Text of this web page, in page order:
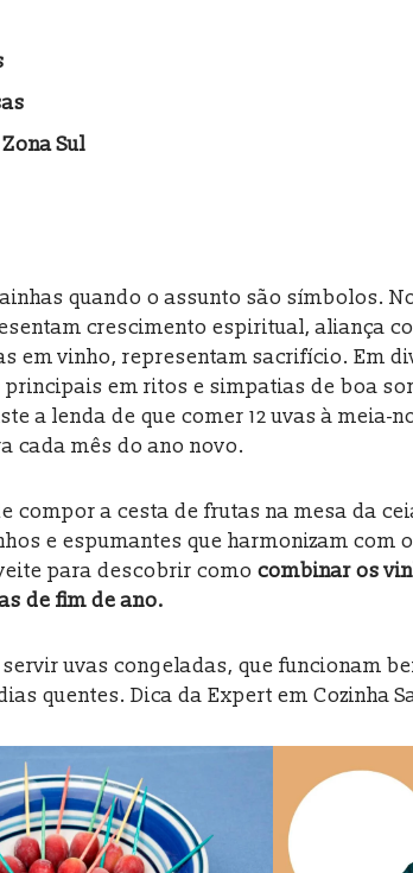
Sul
quando o assunto são símbolos.
crescimento espiritual, aliança
em vinho, representam sacrifício. Em
em ritos e simpatias de boa
a lenda de que comer 12 uvas à meia-
cada mês do ano novo.
compor a cesta de frutas na mesa da
e espumantes que harmonizam com
para descobrir como combinar os
de fim de ano.
uvas congeladas, que funcionam
quentes. Dica da Expert em Cozinha